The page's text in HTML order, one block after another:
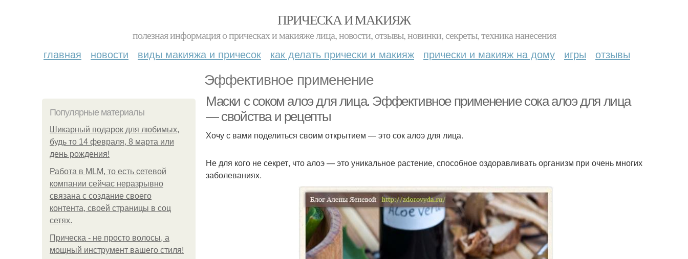
ПРИЧЕСКА И МАКИЯЖ
полезная информация о прическах и макияже лица, новости, отзывы, новинки, секреты, техника нанесения
главная новости виды макияжа и причесок как делать прически и макияж прически и макияж на дому игры отзывы
Эффективное применение
Популярные материалы
Шикарный подарок для любимых,
будь то 14 февраля, 8 марта или
день рождения!
Работа в MLM, то есть сетевой
компании сейчас неразрывно
связана с создание своего
контента, своей страницы в соц
сетях.
Прическа - не просто волосы, а
мощный инструмент вашего стиля!
Маски с соком алоэ для лица. Эффективное применение сока алоэ для лица
— свойства и рецепты
Хочу с вами поделиться своим открытием — это сок алоэ для лица.
Не для кого не секрет, что алоэ — это уникальное растение, способное оздоравливать организм при очень многих
заболеваниях.